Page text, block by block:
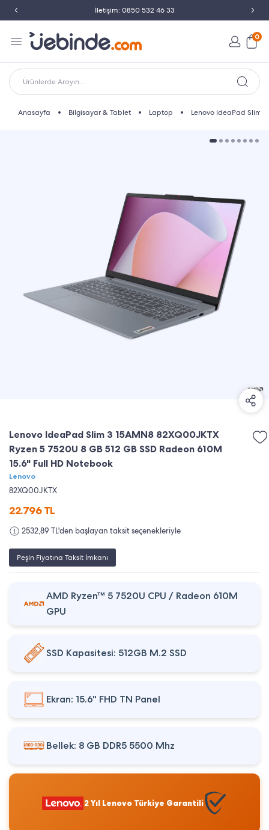
İletişim: 0850 532 46 33
0
Ürünlerde Arayın...
Anasayfa Bilgisayar & Tablet Laptop Lenovo IdeaPad Slim 3
Lenovo IdeaPad Slim 3 15AMN8 82XQ00JKTX
Ryzen 5 7520U 8 GB 512 GB SSD Radeon 610M
15.6" Full HD Notebook
Lenovo
82XQ00JKTX
22.796TL
2532,89 TL'den başlayan taksit seçenekleriyle
Peşin Fiyatına Taksit İmkanı
AMD Ryzen™ 5 7520U CPU / Radeon 610M
GPU
SSD Kapasitesi: 512GB M.2 SSD
Ekran: 15.6" FHD TN Panel
Bellek: 8 GB DDR5 5500 Mhz
2 Yıl Lenovo Türkiye Garantili